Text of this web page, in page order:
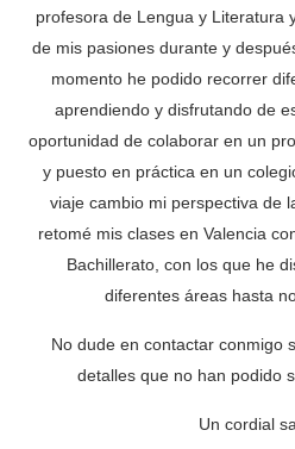
profesora de Lengua y Literatura
de mis pasiones durante y
momento he podido recorrer
aprendiendo y disfrutando de
oportunidad de colaborar en un
y puesto en práctica en un
viaje cambio mi perspectiva de
retomé mis clases en Valencia
Bachillerato, con los que he
diferentes áreas hasta
No dude en contactar conmigo
detalles que no han podido
Un cordial